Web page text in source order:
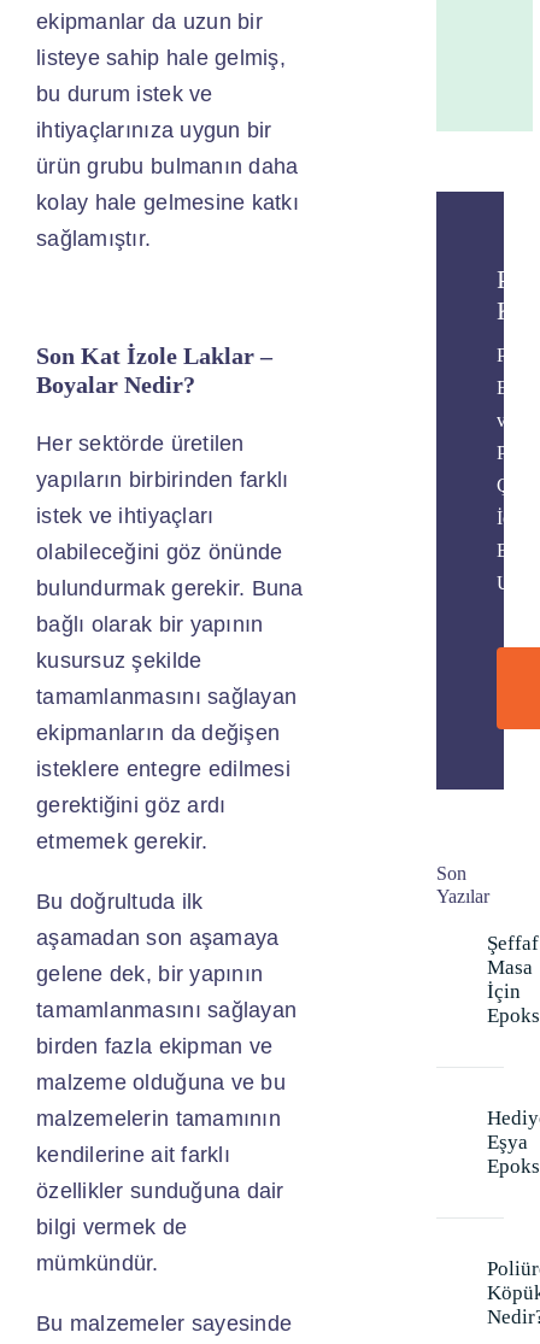
ekipmanlar da uzun bir
listeye sahip hale gelmiş,
bu durum istek ve
ihtiyaçlarınıza uygun bir
ürün grubu bulmanın daha
kolay hale gelmesine katkı
sağlamıştır.
Son Kat İzole Laklar –
Boyalar Nedir?
Her sektörde üretilen
yapıların birbirinden farklı
istek ve ihtiyaçları
olabileceğini göz önünde
bulundurmak gerekir. Buna
bağlı olarak bir yapının
kusursuz şekilde
tamamlanmasını sağlayan
ekipmanların da değişen
isteklere entegre edilmesi
gerektiğini göz ardı
etmemek gerekir.
Bu doğrultuda ilk
aşamadan son aşamaya
gelene dek, bir yapının
tamamlanmasını sağlayan
birden fazla ekipman ve
malzeme olduğuna ve bu
malzemelerin tamamının
kendilerine ait farklı
özellikler sunduğuna dair
bilgi vermek de
mümkündür.
Bu malzemeler sayesinde
ve
İçin
Bize
Son
Yazılar
Şeffaf
Masa
İçin
Eşya